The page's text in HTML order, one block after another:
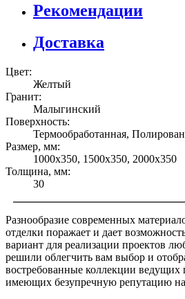
Рекомендации
Доставка
Цвет:
Желтый
Гранит:
Малыгинский
Поверхность:
Термообработанная,
Размер, мм:
1000х350, 1500х350, 2000х350
Толщина, мм:
30
Разнообразие современных
отделки поражает и дает
вариант для реализации проектов
решили облегчить вам выбор и
востребованные коллекции ведущих
имеющих безупречную репутацию